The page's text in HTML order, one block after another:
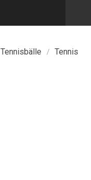
Tennisbälle / Tennis